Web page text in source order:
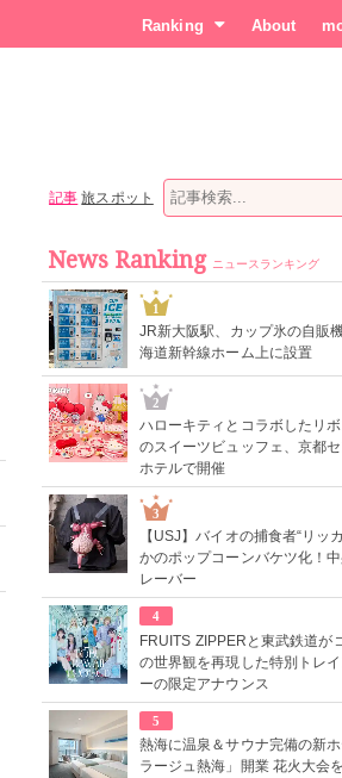
Ranking About
記事 旅スポット
News Ranking ニュースランキング
1
JR新大阪駅、カップ氷の自販
海道新幹線ホーム上に設置
2
ハローキティとコラボしたリ
のスイーツビュッフェ、京都
ホテルで開催
3
【USJ】バイオの捕食者“リッ
かのポップコーンバケツ化！
レーバー
4
FRUITS ZIPPERと東武鉄道が
の世界観を再現した特別トレ
ーの限定アナウンス
5
熱海に温泉＆サウナ完備の新
ラージュ熱海」開業 花火大会